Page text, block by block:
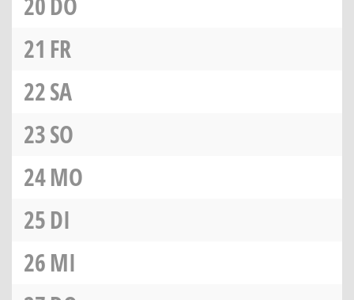
21 FR
22SA
23SO
24MO
25DI
26MI